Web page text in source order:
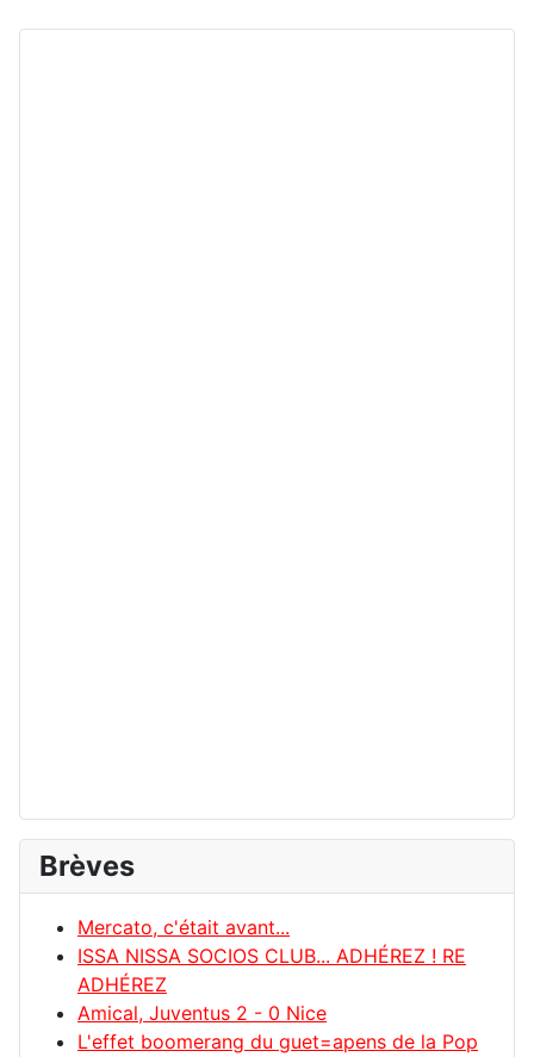
Brèves
Mercato, c'était avant...
ISSA NISSA SOCIOS CLUB... ADHÉREZ ! RE
ADHÉREZ
Amical, Juventus 2 - 0 Nice
L'effet boomerang du guet=apens de la Pop